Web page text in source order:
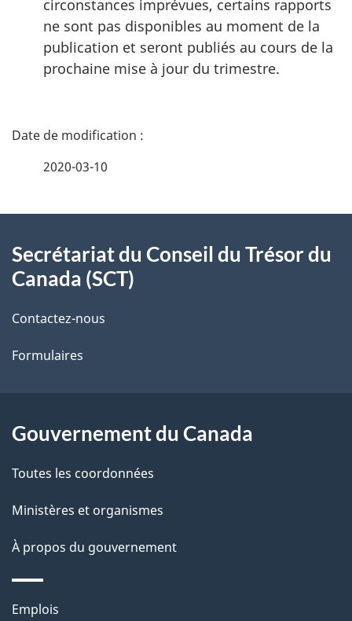
circonstances imprévues, certains rapports
ne sont pas disponibles au moment de la
publication et seront publiés au cours de la
prochaine mise à jour du trimestre.
D
i
s
d
l
a
p
a
e
2020-03-10
propos
ce
site
Secrétariat du Conseil du Trésor du
Canada (SCT)
Contactez-nous
Formulaires
Gouvernement du Canada
Toutes les coordonnées
Ministères et organismes
À propos du gouvernement
Thèmes
Emplois